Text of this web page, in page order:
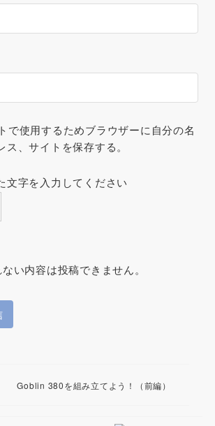
で使用するためブラウザーに自分の名
、サイトを保存する。
文字を入力してください
い内容は投稿できません。
Goblin 380を組み立てよう！（前編）